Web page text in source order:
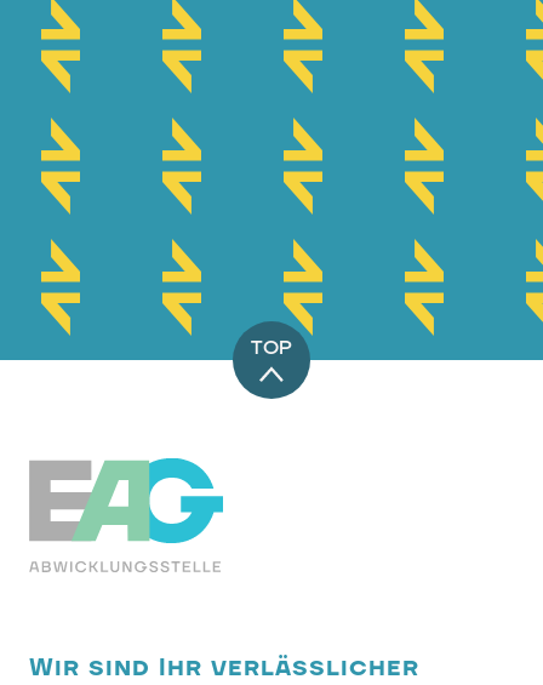
EAG-Förderabwicklungsstelle
Wir sind Ihr verlässlicher
TOP